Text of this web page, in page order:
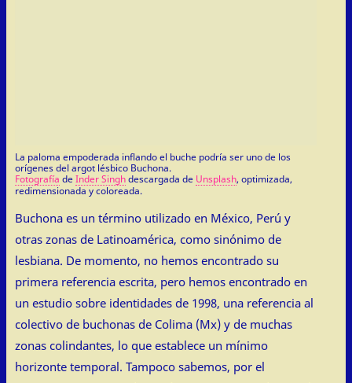
La paloma empoderada inflando el buche podría ser uno de los
orígenes del argot lésbico Buchona.
Fotografía deInder Singhdescargada de Unsplash, optimizada,
redimensionada y coloreada.
Buchona es un término utilizado en México, Perú y
otras zonas de Latinoamérica, como sinónimo de
lesbiana. De momento, no hemos encontrado su
primera referencia escrita, pero hemos encontrado en
un estudio sobre identidades de 1998, una referencia al
colectivo de buchonas de Colima (Mx) y de muchas
zonas colindantes, lo que establece un mínimo
horizonte temporal. Tampoco sabemos, por el